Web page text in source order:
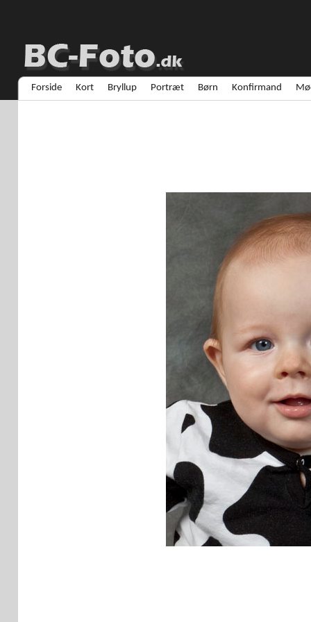
Forside Kort Bryllup Portræt Børn Konfirmand